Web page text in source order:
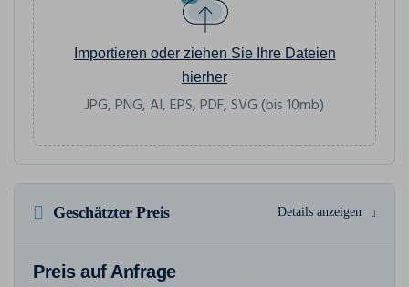
Importieren oder ziehen Sie Ihre Dateien
hierher
JPG, PNG, AI, EPS, PDF, SVG (bis 10mb)
Geschätzter Preis Details anzeigen
Preis auf Anfrage